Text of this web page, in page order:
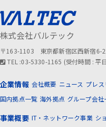
株式会社バルテック
〒163-1103 東京都新宿区西新宿6-
TEL :03-5330-1165 (受付時間 : 平
企業情報 会社概要 ニュース プレス
国内拠点一覧 海外拠点 グループ会社
事業概要 IT・ネットワーク事業 シ